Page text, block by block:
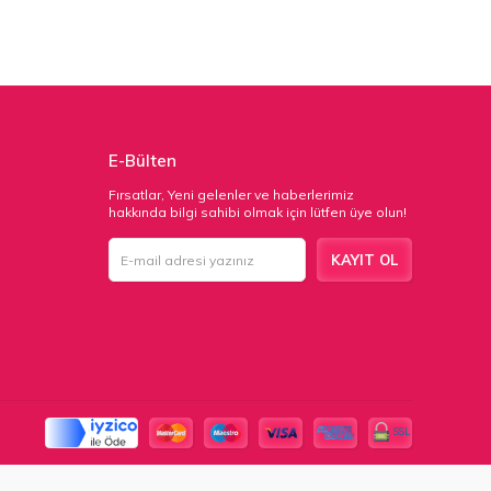
E-Bülten
Fırsatlar, Yeni gelenler ve haberlerimiz
hakkında bilgi sahibi olmak için lütfen üye olun!
KAYIT OL